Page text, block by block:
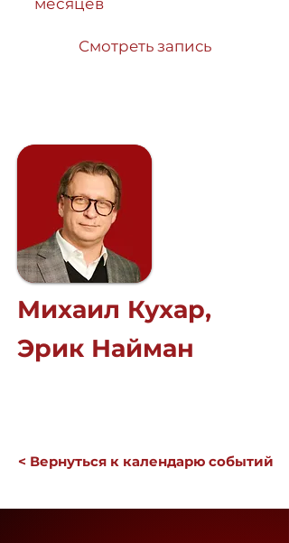
месяцев
Смотреть запись
Михаил Кухар,
Эрик Найман
< Вернуться к календарю событий